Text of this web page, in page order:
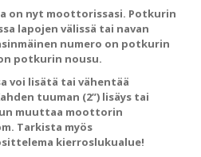
on nyt moottorissasi. Potkurin
lapojen välissä tai navan
numero on potkurin
potkurin nousu.
voi lisätä tai vähentää
tuuman (2”) lisäys tai
muuttaa moottorin
Tarkista myös
kierroslukualue!